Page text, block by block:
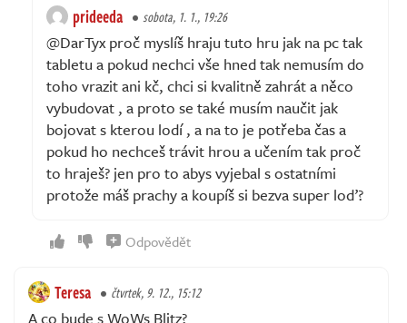
prideeda sobota, 1. 1., 19:26
@DarTyx proč myslíš hraju tuto hru jak na pc tak
tabletu a pokud nechci vše hned tak nemusím do
toho vrazit ani kč, chci si kvalitně zahrát a něco
vybudovat , a proto se také musím naučit jak
bojovat s kterou lodí , a na to je potřeba čas a
pokud ho nechceš trávit hrou a učením tak proč
to hraješ? jen pro to abys vyjebal s ostatními
protože máš prachy a koupíš si bezva super loď?
Odpovědět
Teresa čtvrtek, 9. 12., 15:12
A co bude s WoWs Blitz?